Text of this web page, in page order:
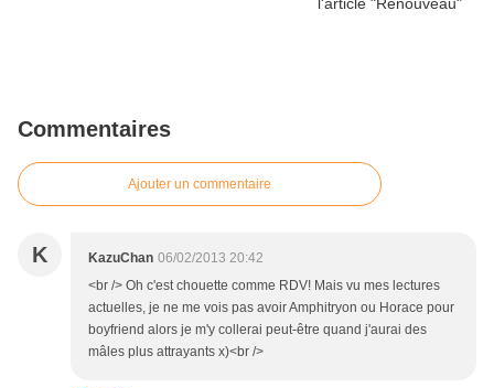
Commentaires
Ajouter un commentaire
K KazuChan 06/02/2013 20:42
<br /> Oh c'est chouette comme RDV! Mais vu mes lectures
actuelles, je ne me vois pas avoir Amphitryon ou Horace pour
boyfriend alors je m'y collerai peut-être quand j'aurai des
mâles plus attrayants x)<br />